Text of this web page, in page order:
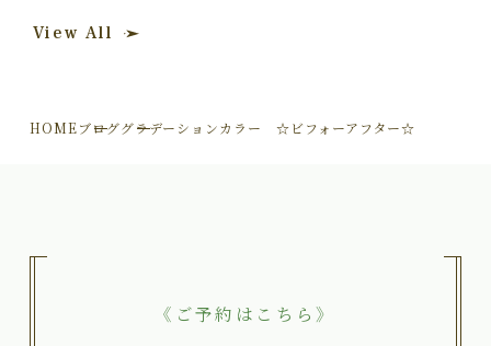
View All
HOMEブロググラデーションカラー ☆ビフォーアフター☆
《ご予約はこちら》